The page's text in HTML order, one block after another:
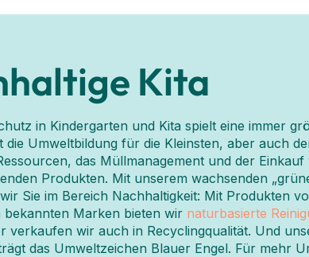
Kita
in Kindergarten und Kita spielt eine immer
die Umweltbildung für die Kleinsten, aber auch
das Müllmanagement und der Einkauf
Produkten. Mit unserem wachsenden
Sie im Bereich Nachhaltigkeit: Mit Produkten
bekannten Marken bieten wir naturbasierte
verkaufen wir auch in Recyclingqualität. Und
das Umweltzeichen Blauer Engel. Für mehr